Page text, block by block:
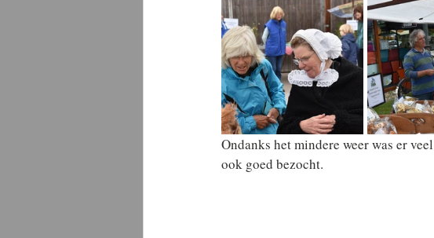
Ondanks het mindere weer was er
ook goed bezocht.